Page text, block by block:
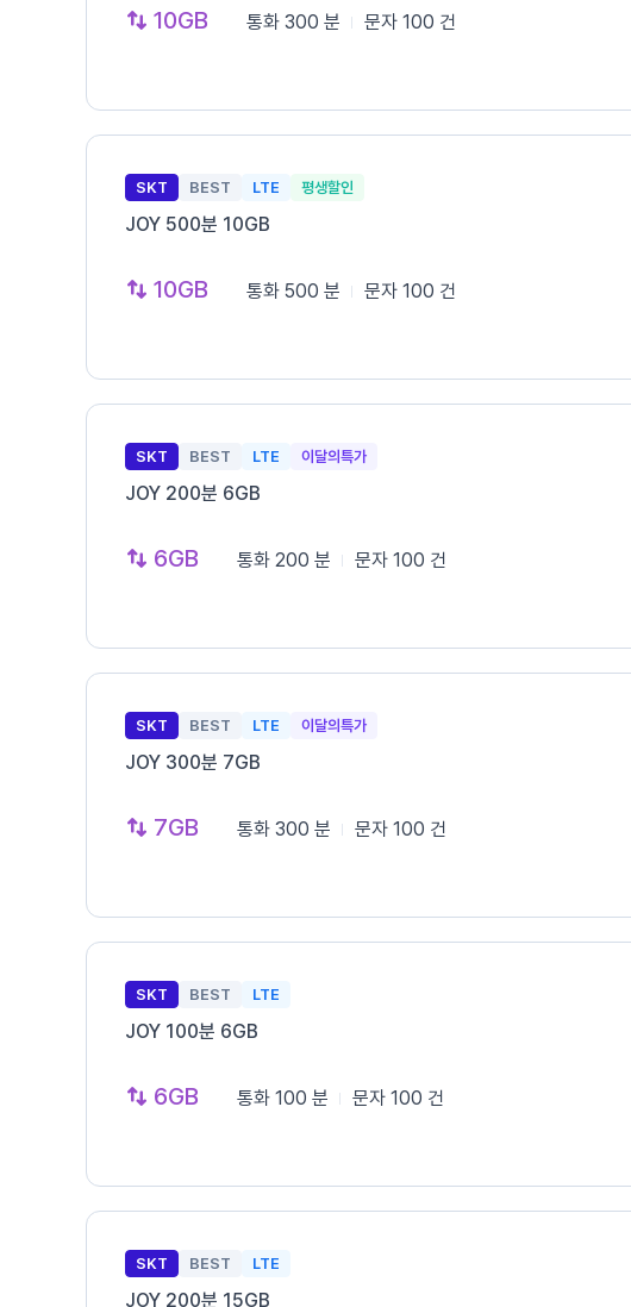
10GB 통화 300 분 문자 100 건
SKT BEST LTE 평생할인
JOY 500분 10GB
10GB 통화 500 분 문자 100 건
SKT BEST LTE 이달의특가
JOY 200분 6GB
6GB 통화 200 분 문자 100 건
SKT BEST LTE 이달의특가
JOY 300분 7GB
7GB 통화 300 분 문자 100 건
SKT BEST LTE
JOY 100분 6GB
6GB 통화 100 분 문자 100 건
SKT BEST LTE
JOY 200분 15GB